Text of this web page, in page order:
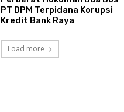
PT DPM Terpidana Korupsi
Kredit Bank Raya
Load more